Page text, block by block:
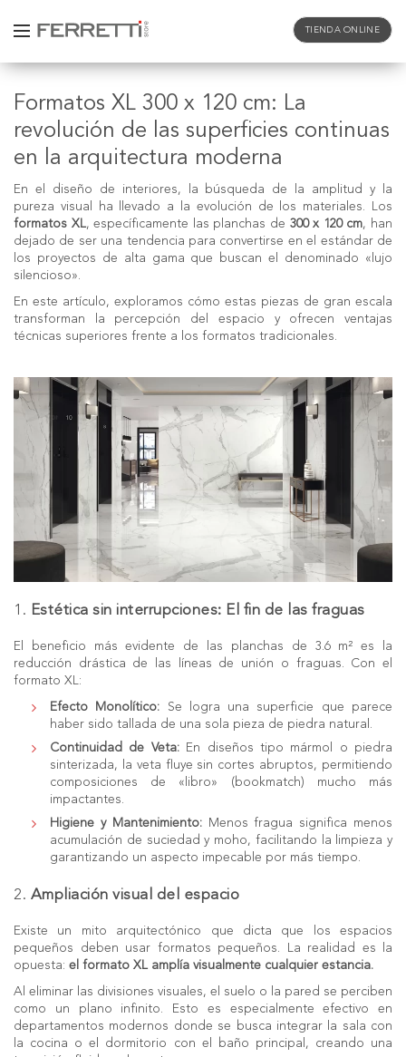
TIENDA ONLINE
Formatos XL 300 x 120 cm: La
revolución de las superficies continuas
en la arquitectura moderna
En el diseño de interiores, la búsqueda de la amplitud y la
pureza visual ha llevado a la evolución de los materiales. Los
formatos XL, específicamente las planchas de 300 x 120 cm, han
dejado de ser una tendencia para convertirse en el estándar de
los proyectos de alta gama que buscan el denominado «lujo
silencioso».
En este artículo, exploramos cómo estas piezas de gran escala
transforman la percepción del espacio y ofrecen ventajas
técnicas superiores frente a los formatos tradicionales.
1. Estética sin interrupciones: El fin de las fraguas
El beneficio más evidente de las planchas de 3.6 m² es la
reducción drástica de las líneas de unión o fraguas. Con el
formato XL:
Efecto Monolítico: Se logra una superficie que parece
haber sido tallada de una sola pieza de piedra natural.
Continuidad de Veta:En diseños tipo mármol o piedra
sinterizada, la veta fluye sin cortes abruptos, permitiendo
composiciones de «libro» (bookmatch) mucho más
impactantes.
Higiene y Mantenimiento:Menos fragua significa menos
acumulación de suciedad y moho, facilitando la limpieza y
garantizando un aspecto impecable por más tiempo.
2. Ampliación visual del espacio
Existe un mito arquitectónico que dicta que los espacios
pequeños deben usar formatos pequeños. La realidad es la
opuesta: el formato XL amplía visualmente cualquier estancia.
Al eliminar las divisiones visuales, el suelo o la pared se perciben
como un plano infinito. Esto es especialmente efectivo en
departamentos modernos donde se busca integrar la sala con
la cocina o el dormitorio con el baño principal, creando una